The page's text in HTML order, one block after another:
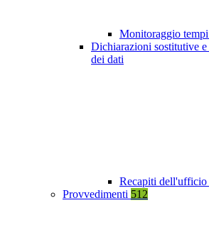
Monitoraggio
Dichiarazioni sostitutive
dei dati
Recapiti dell'ufficio
Provvedimenti 512